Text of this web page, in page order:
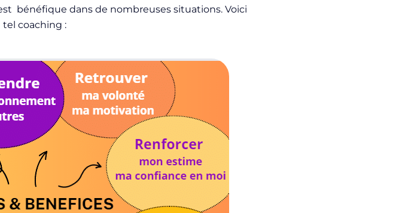
bénéfique dans de nombreuses situations. Voici
coaching :